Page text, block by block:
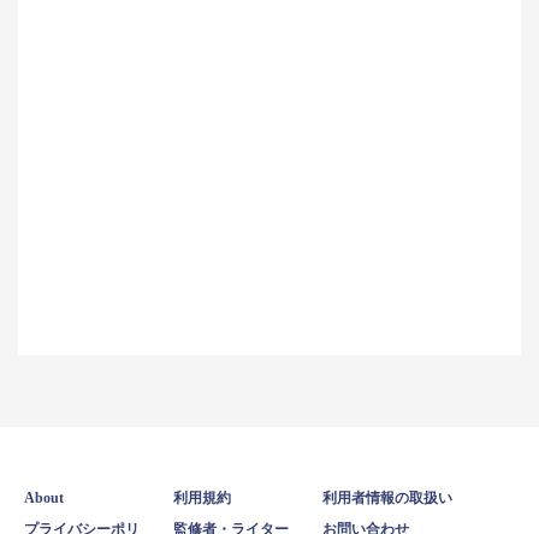
About 利用規約 利用者情報の取扱い
プライバシーポリ 監修者・ライター お問い合わせ